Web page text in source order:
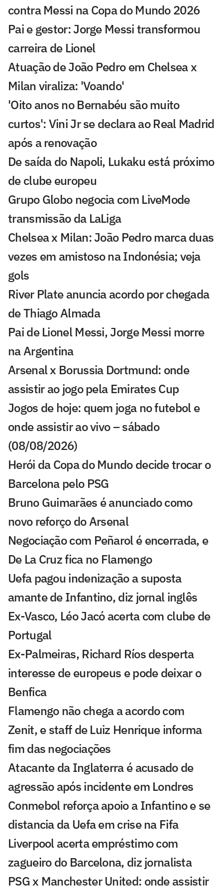
contra Messi na Copa do Mundo 2026
Pai e gestor: Jorge Messi transformou
carreira de Lionel
Atuação de João Pedro em Chelsea x
Milan viraliza: 'Voando'
'Oito anos no Bernabéu são muito
curtos': Vini Jr se declara ao Real Madrid
após a renovação
De saída do Napoli, Lukaku está próximo
de clube europeu
Grupo Globo negocia com LiveMode
transmissão da LaLiga
Chelsea x Milan: João Pedro marca duas
vezes em amistoso na Indonésia; veja
gols
River Plate anuncia acordo por chegada
de Thiago Almada
Pai de Lionel Messi, Jorge Messi morre
na Argentina
Arsenal x Borussia Dortmund: onde
assistir ao jogo pela Emirates Cup
Jogos de hoje: quem joga no futebol e
onde assistir ao vivo – sábado
(08/08/2026)
Herói da Copa do Mundo decide trocar o
Barcelona pelo PSG
Bruno Guimarães é anunciado como
novo reforço do Arsenal
Negociação com Peñarol é encerrada, e
De La Cruz fica no Flamengo
Uefa pagou indenização a suposta
amante de Infantino, diz jornal inglês
Ex-Vasco, Léo Jacó acerta com clube de
Portugal
Ex-Palmeiras, Richard Ríos desperta
interesse de europeus e pode deixar o
Benfica
Flamengo não chega a acordo com
Zenit, e staff de Luiz Henrique informa
fim das negociações
Atacante da Inglaterra é acusado de
agressão após incidente em Londres
Conmebol reforça apoio a Infantino e se
distancia da Uefa em crise na Fifa
Liverpool acerta empréstimo com
zagueiro do Barcelona, diz jornalista
PSG x Manchester United: onde assistir